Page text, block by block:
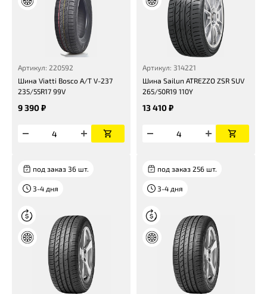
Артикул: 220592
Шина Viatti Bosco A/T V-237
235/55R17 99V
9 390 ₽
Артикул: 314221
Шина Sailun ATREZZO ZSR SUV
265/50R19 110Y
13 410 ₽
под заказ 36 шт.
3-4 дня
под заказ 256 шт.
3-4 дня